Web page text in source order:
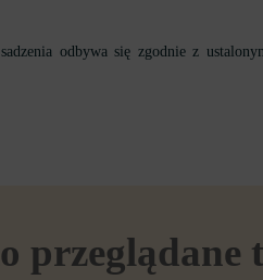
odbywa się zgodnie z
przeglądane